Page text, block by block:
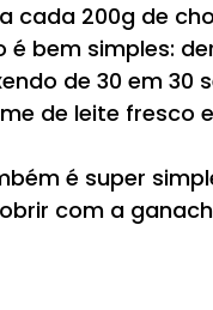
cada 200g de
é bem simples:
de 30 em 30
de leite fresco
é super
com a